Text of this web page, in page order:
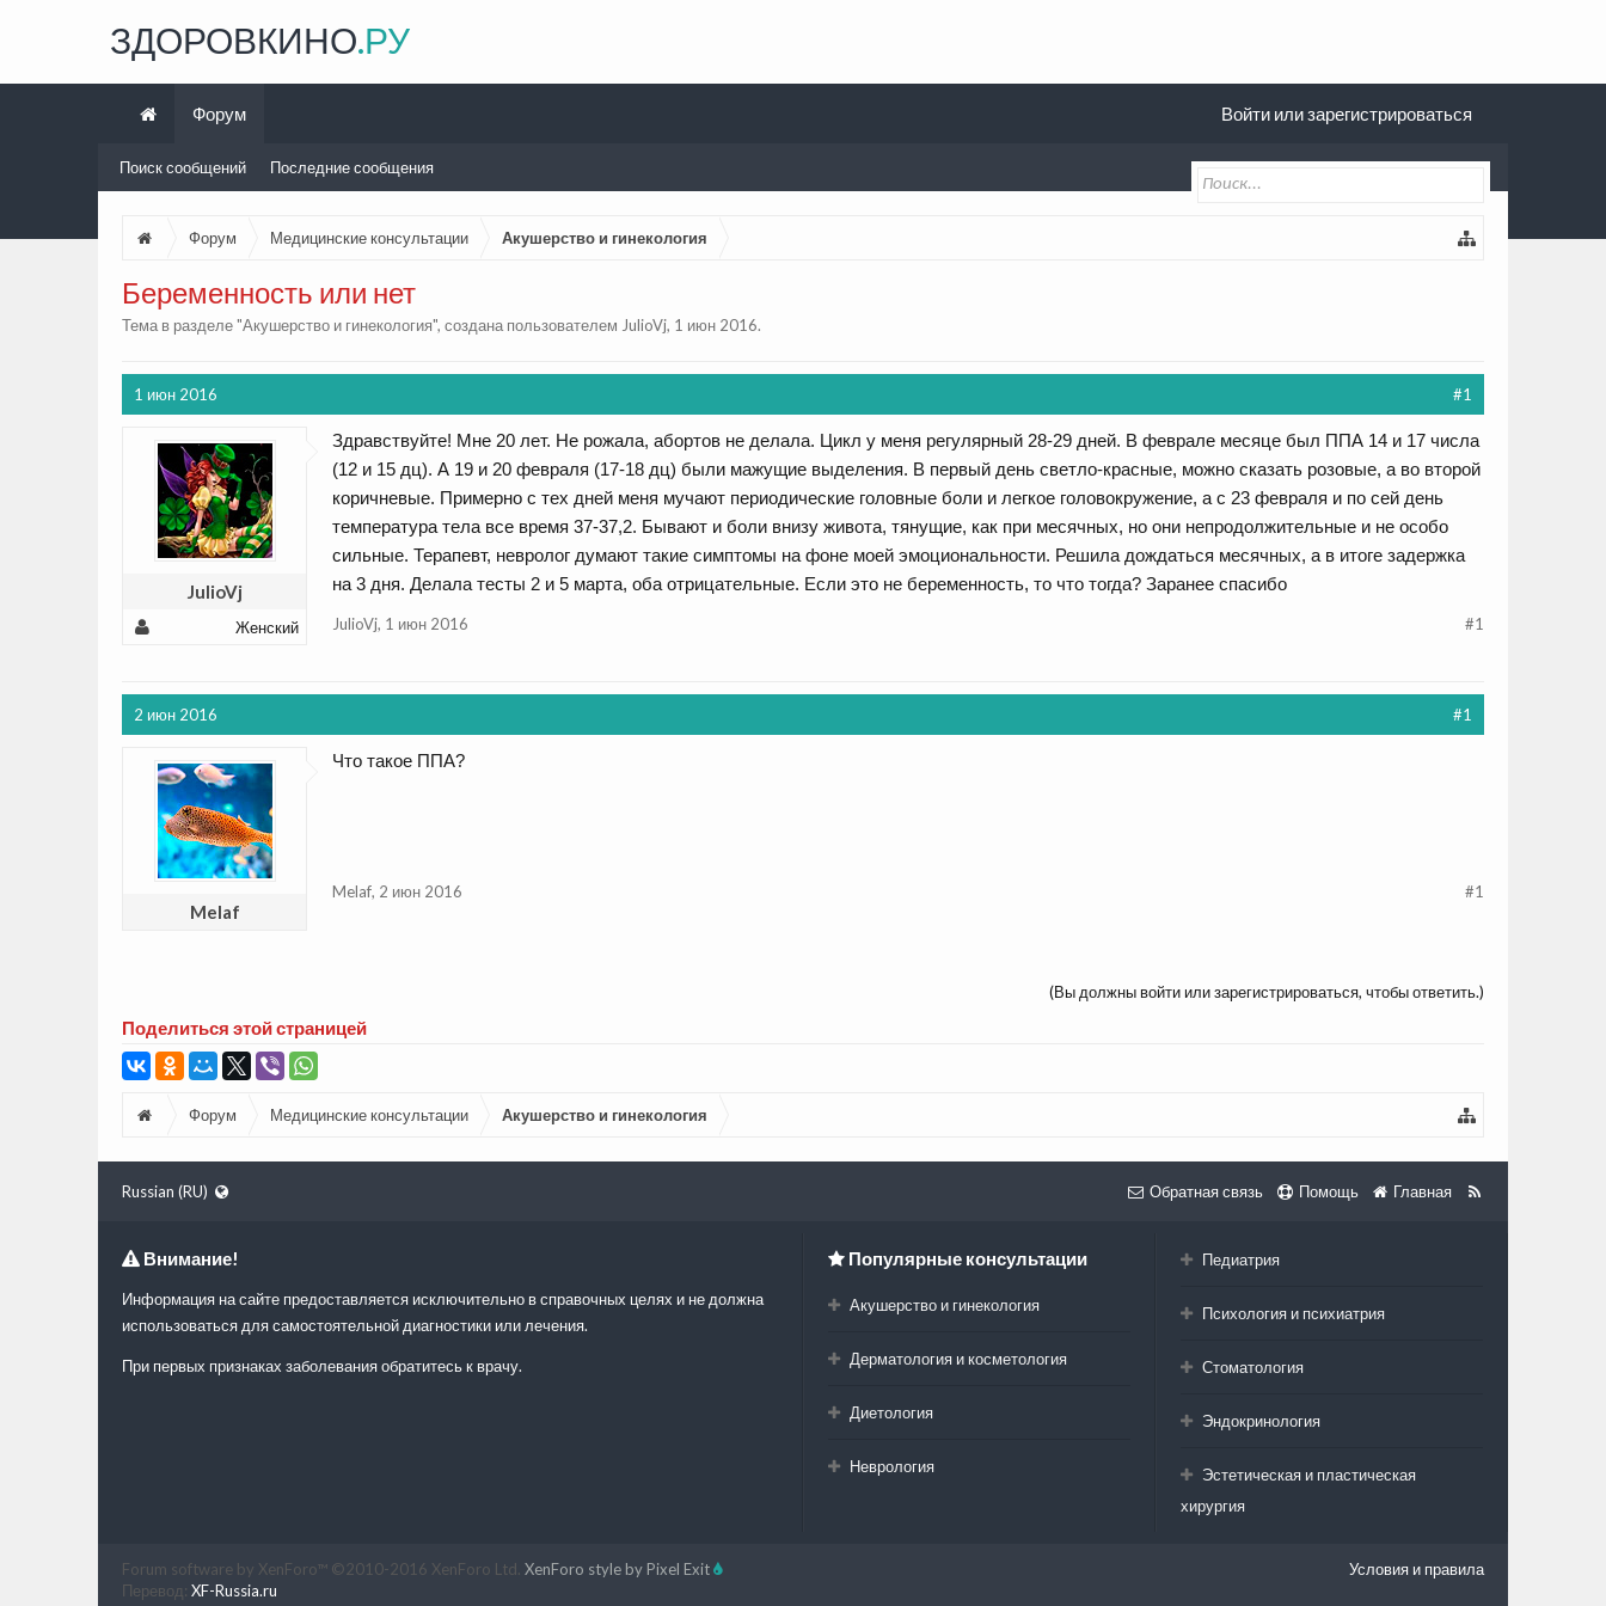
Форум Медицинские консультации Акушерство и гинекология
Беременность или нет
Тема в разделе "Акушерство и гинекология", создана пользователем JulioVj, 1 июн 2016.
1 июн 2016 #1
JulioVj
Женский
Здравствуйте! Мне 20 лет. Не рожала, абортов не делала. Цикл у меня регулярный 28-29 дней. В феврале месяце был ППА 14 и 17 числа
(12 и 15 дц). А 19 и 20 февраля (17-18 дц) были мажущие выделения. В первый день светло-красные, можно сказать розовые, а во второй
коричневые. Примерно с тех дней меня мучают периодические головные боли и легкое головокружение, а с 23 февраля и по сей день
температура тела все время 37-37,2. Бывают и боли внизу живота, тянущие, как при месячных, но они непродолжительные и не особо
сильные. Терапевт, невролог думают такие симптомы на фоне моей эмоциональности. Решила дождаться месячных, а в итоге задержка
на 3 дня. Делала тесты 2 и 5 марта, оба отрицательные. Если это не беременность, то что тогда? Заранее спасибо
JulioVj, 1 июн 2016 #1
2 июн 2016 #1
Melaf
Что такое ППА?
Melaf, 2 июн 2016 #1
(Вы должны войти или зарегистрироваться, чтобы ответить.)
Поделиться этой страницей
Форум Медицинские консультации Акушерство и гинекология
ЗДОРОВКИНО.РУ
Форум
Поиск сообщений Последние сообщения
Войти или зарегистрироваться
Russian (RU) Обратная связь Помощь Главная
Внимание!
Информация на сайте предоставляется исключительно в справочных целях и не должна
использоваться для самостоятельной диагностики или лечения.
При первых признаках заболевания обратитесь к врачу.
Популярные консультации
Акушерство и гинекология
Дерматология и косметология
Диетология
Неврология
Педиатрия
Психология и психиатрия
Стоматология
Эндокринология
Эстетическая и пластическая
хирургия
Условия и правила
Forum software by XenForo™ ©2010-2016 XenForo Ltd. XenForo style by Pixel Exit
Перевод: XF-Russia.ru